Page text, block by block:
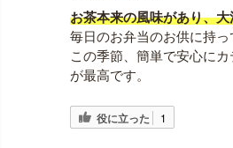
お茶本来の風味があり、大
毎日のお弁当のお供に持っ
この季節、簡単で安心に
が最高です。
役に立った 1